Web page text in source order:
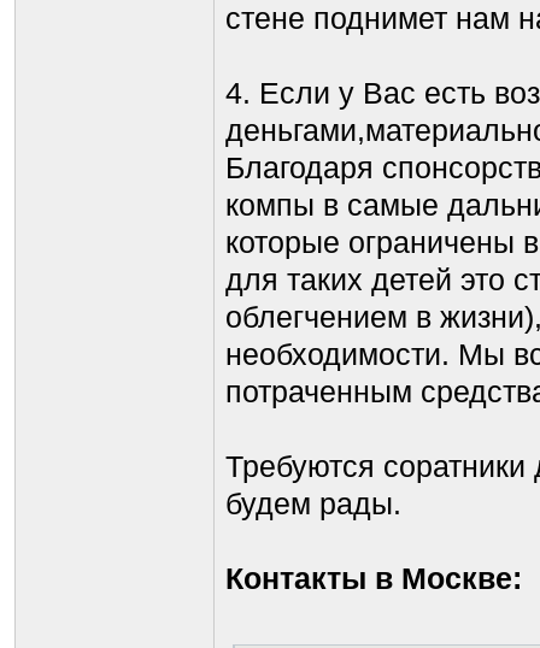
стене поднимет нам
4. Если у Вас есть
Благодаря
компы в самые
которые ограничены
для таких детей это
облегчением в
необходимости. Мы
потраченным
Требуются
будем рады.
Контакты в Москве: